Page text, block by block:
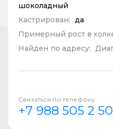
шоколадный
Кастрирован: да
Примерный рост в
Найден по адресу:
Связаться по телефону
+7 988 505 2